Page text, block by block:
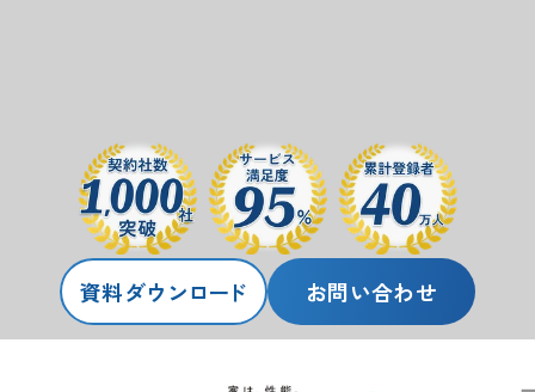
資料ダウ ンロード お問い合わせ